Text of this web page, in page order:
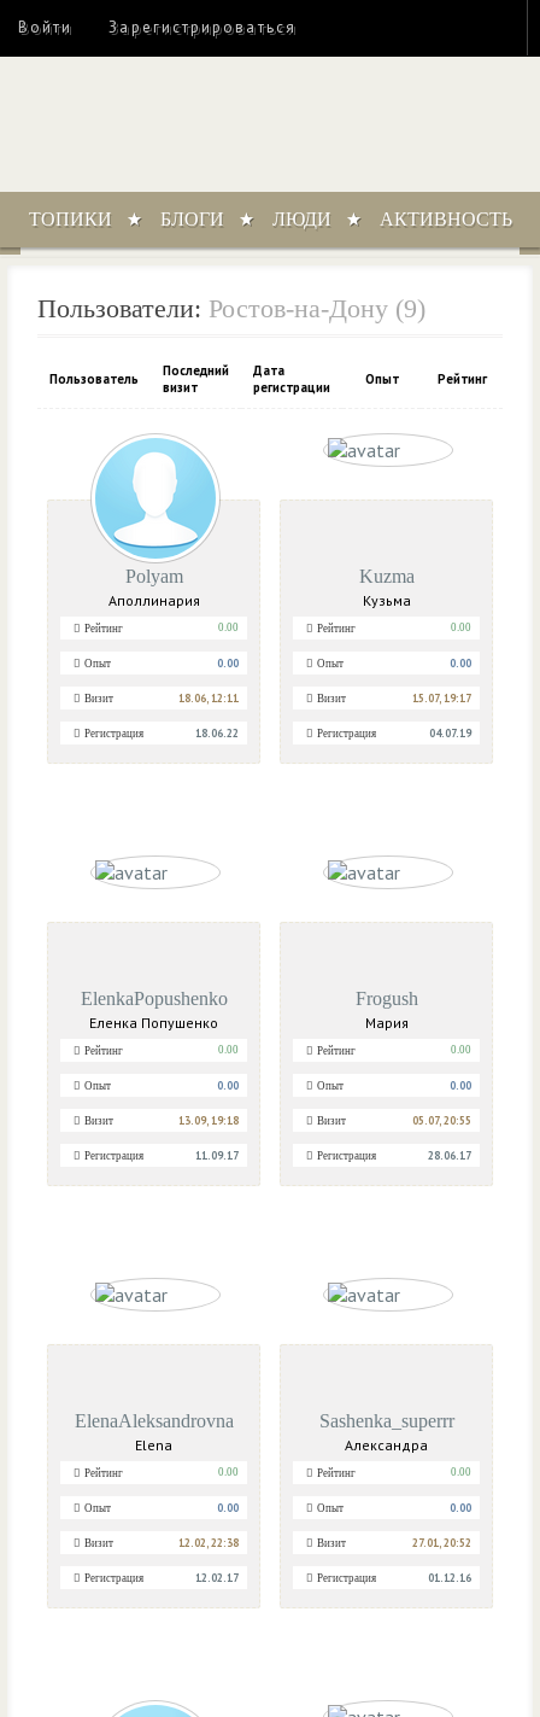
Войти Зарегистрироваться
ТОПИКИ БЛОГИ ЛЮДИ АКТИВНОСТЬ
Пользователи: Ростов-на-Дону (9)
Пользователь
Последний
визит
Дата
регистрации
Опыт Рейтинг
Polyam
Аполлинария
Рейтинг 0.00
Опыт 0.00
Визит 18.06, 12:11
Регистрация 18.06.22
Kuzma
Кузьма
Рейтинг 0.00
Опыт 0.00
Визит 15.07, 19:17
Регистрация 04.07.19
ElenkaPopushenko
Еленка Попушенко
Рейтинг 0.00
Опыт 0.00
Визит 13.09, 19:18
Регистрация 11.09.17
Frogush
Мария
Рейтинг 0.00
Опыт 0.00
Визит 05.07, 20:55
Регистрация 28.06.17
ElenaAleksandrovna
Elena
Рейтинг 0.00
Опыт 0.00
Визит 12.02, 22:38
Регистрация 12.02.17
Sashenka_superrr
Александра
Рейтинг 0.00
Опыт 0.00
Визит 27.01, 20:52
Регистрация 01.12.16